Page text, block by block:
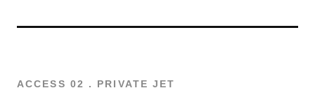
ACCESS 02 . PRIVATE JET